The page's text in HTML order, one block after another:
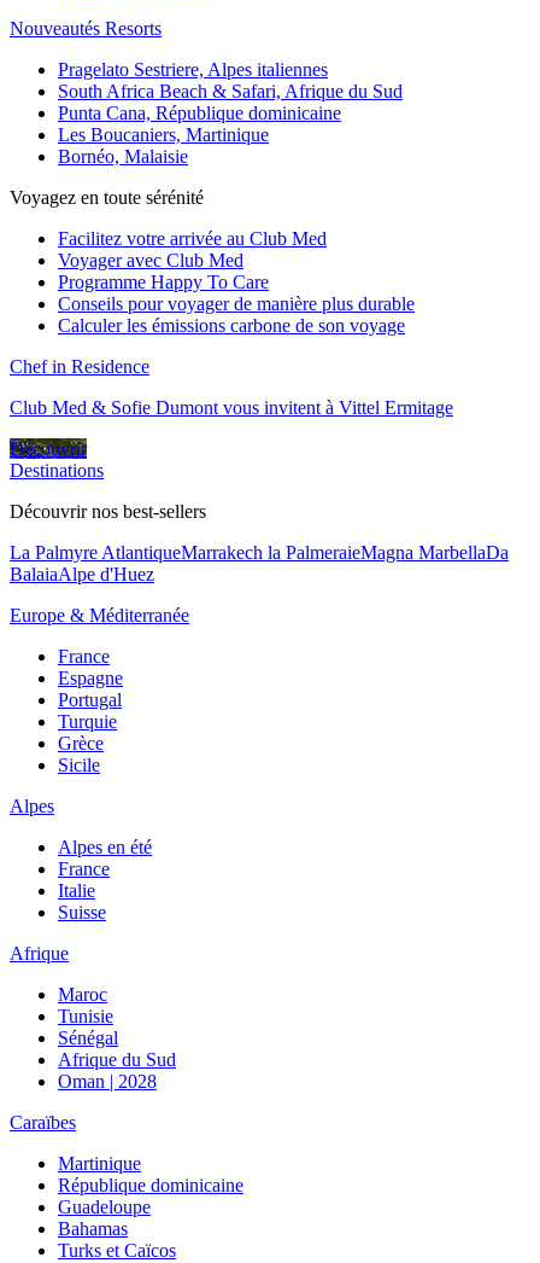
Nouveautés Resorts
Pragelato Sestriere, Alpes italiennes
South Africa Beach & Safari, Afrique du Sud
Punta Cana, République dominicaine
Les Boucaniers, Martinique
Bornéo, Malaisie
Voyagez en toute sérénité
Facilitez votre arrivée au Club Med
Voyager avec Club Med
Programme Happy To Care
Conseils pour voyager de manière plus durable
Calculer les émissions carbone de son voyage
Chef in Residence
Club Med & Sofie Dumont vous invitent à Vittel Ermitage
Découvrir
Destinations
Découvrir nos best-sellers
La Palmyre AtlantiqueMarrakech la PalmeraieMagna MarbellaDa
BalaiaAlpe d'Huez
Europe & Méditerranée
France
Espagne
Portugal
Turquie
Grèce
Sicile
Alpes
Alpes en été
France
Italie
Suisse
Afrique
Maroc
Tunisie
Sénégal
Afrique du Sud
Oman | 2028
Caraïbes
Martinique
République dominicaine
Guadeloupe
Bahamas
Turks et Caïcos